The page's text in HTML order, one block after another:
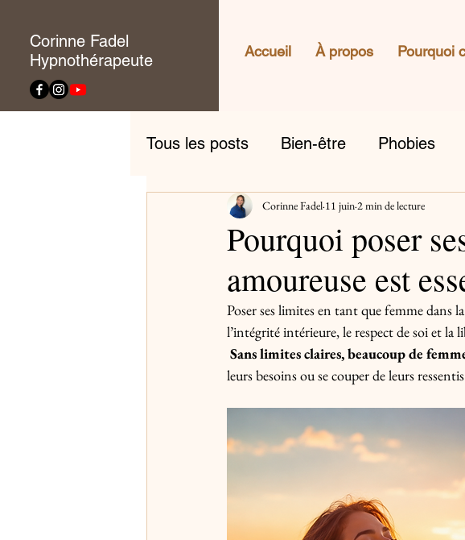
Corinne Fadel
Hypnothérapeute
Accueil À propos Pourquoi
Tous les posts Bien-être Phobies
Anxiété
Pourquoi poser
amoureuse est
Corinne Fadel 11 juin 2 min de lecture
Poser ses limites en tant que femme dans
l’intégrité intérieure, le respect de soi et la
Sans limites claires,beaucoup de
leurs besoins ou se couper de leurs